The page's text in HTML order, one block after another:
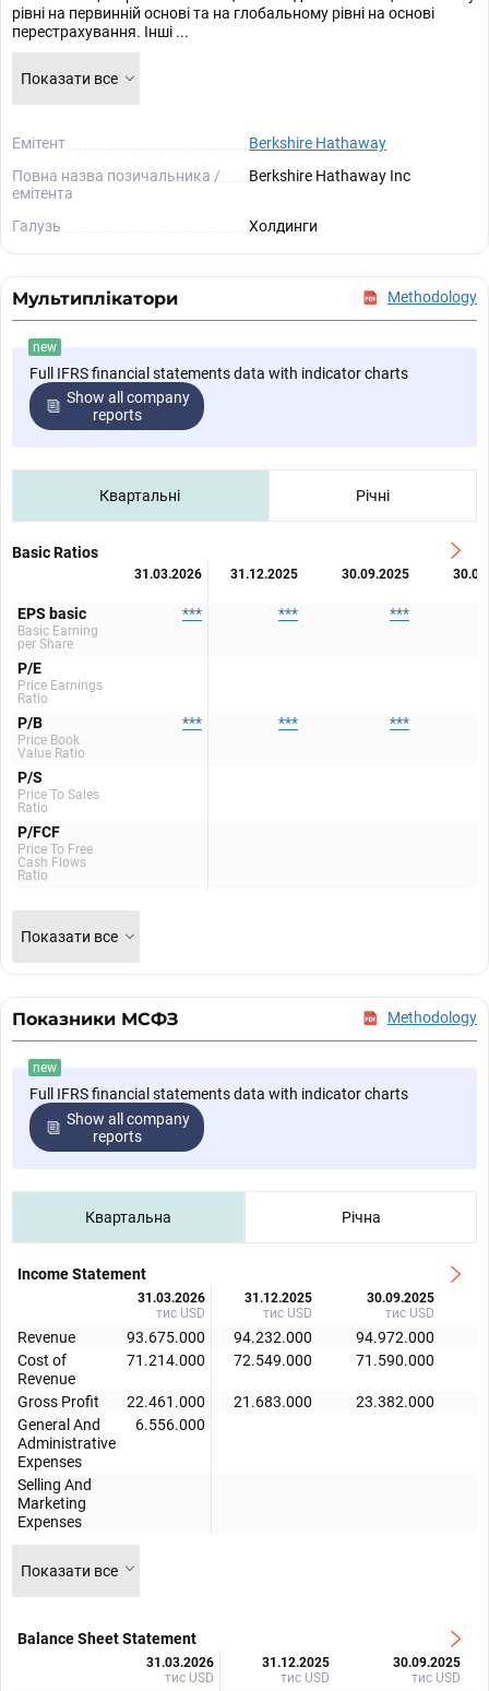
рівні на первинній основі та на глобальному рівні на основі
перестрахування. Інші ...
Показати все
Емітент
Berkshire Hathaway
Повна назва позичальника /
емітента
Berkshire Hathaway Inc
Галузь Холдинги
Мультиплікатори Methodology
new
Full IFRS financial statements data with indicator charts
Show all company
reports
Квартальні Річні
Basic Ratios
31.03.2026 31.12.2025 30.09.2025
EPS basic
Basic Earning
per Share
*** *** ***
P/E
Price Earnings
Ratio
P/B
Price Book
Value Ratio
*** *** ***
P/S
Price To Sales
Ratio
P/FCF
Price To Free
Cash Flows
Ratio
Показати все
Показники МСФЗ Methodology
new
Full IFRS financial statements data with indicator charts
Show all company
reports
Квартальна Річна
Income Statement
31.03.2026
тис USD
31.12.2025
тис USD
30.09.2025
тис USD
Revenue 93.675.000 94.232.000 94.972.000
Cost of
Revenue
71.214.000 72.549.000 71.590.000
Gross Profit 22.461.000 21.683.000 23.382.000
General And
Administrative
Expenses
6.556.000
Selling And
Marketing
Expenses
Показати все
Balance Sheet Statement
31.03.2026
тис USD
31.12.2025
тис USD
30.09.2025
тис USD